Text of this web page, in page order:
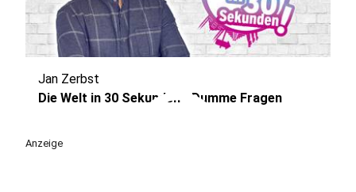
play_circle
Jan Zerbst
Die Welt in 30 Sekunden - Dumme Fragen
Anzeige